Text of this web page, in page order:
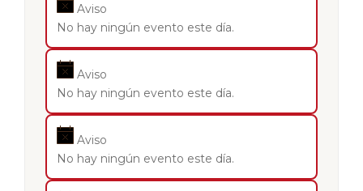
Aviso
No hay ningún evento este día.
Aviso
No hay ningún evento este día.
Aviso
No hay ningún evento este día.